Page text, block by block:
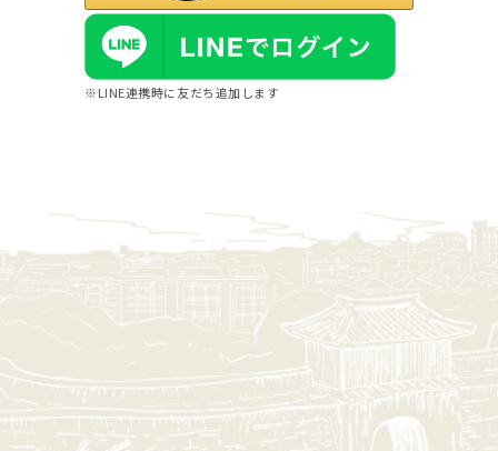
※LINE連携時に友だち追加します